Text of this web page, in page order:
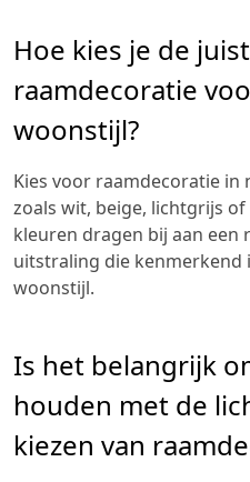
Hoe kies je de
raamdecoratie
woonstijl?
Kies voor raamdecoratie in
zoals wit, beige, lichtgrijs
kleuren dragen bij aan een
uitstraling die kenmerkend
woonstijl.
Is het belangrijk
houden met de
kiezen van